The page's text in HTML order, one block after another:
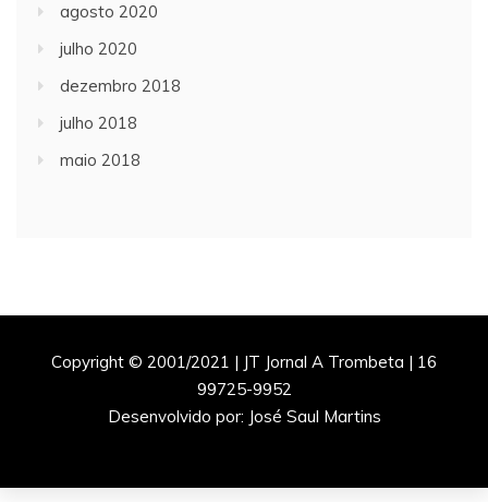
agosto 2020
julho 2020
dezembro 2018
julho 2018
maio 2018
Copyright © 2001/2021 | JT Jornal A Trombeta | 16
99725-9952
Desenvolvido por: José Saul Martins